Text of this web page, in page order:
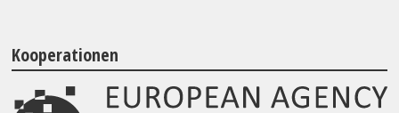
Kooperationen